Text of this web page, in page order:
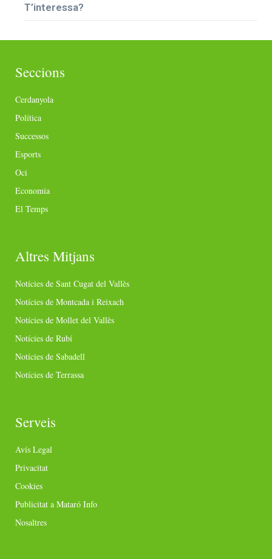
T’interessa?
Seccions
Cerdanyola
Política
Successos
Esports
Oci
Economia
El Temps
Altres Mitjans
Notícies de Sant Cugat del Vallès
Notícies de Montcada i Reixach
Notícies de Mollet del Vallès
Notícies de Rubí
Notícies de Sabadell
Notícies de Terrassa
Serveis
Avís Legal
Privacitat
Cookies
Publicitat a Mataró Info
Nosaltres